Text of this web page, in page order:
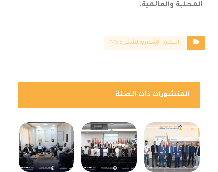
المحلية والعالمية.
النشرة الشهرية لشهر ٥ ٢٠٢٥
المنشورات ذات الصلة